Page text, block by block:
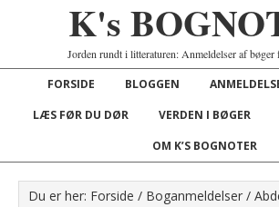
K's
Jorden rundt i litteraturen: Anmeldelser af bøger
FORSIDE BLOGGEN
LÆS FØR DU DØR
VERDEN I BØGER
OM K’S BOGNOTER
Du er her: Forside / Boganmeldelser /